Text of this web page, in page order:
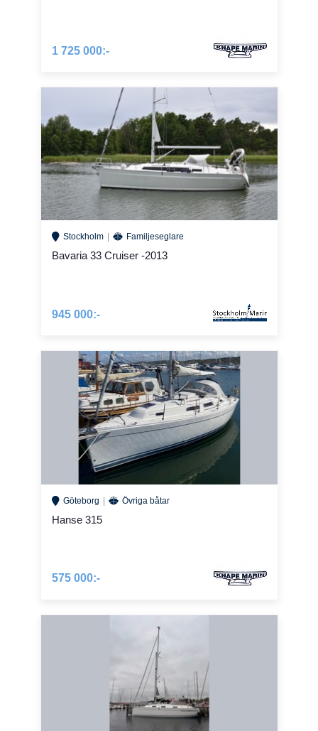
1 725 000:-
Stockholm Familjeseglare
Bavaria 33 Cruiser -2013
945 000:-
Göteborg Övriga båtar
Hanse 315
575 000:-